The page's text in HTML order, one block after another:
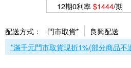
12期0利率$1444/期
配送方式： 門市取貨*
良興配送
*滿千元門市取貨現折1%(部分商品不